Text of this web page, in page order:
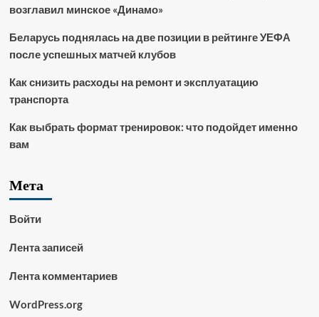
возглавил минское «Динамо»
Беларусь поднялась на две позиции в рейтинге УЕФА
после успешных матчей клубов
Как снизить расходы на ремонт и эксплуатацию
транспорта
Как выбрать формат тренировок: что подойдет именно
вам
Мета
Войти
Лента записей
Лента комментариев
WordPress.org